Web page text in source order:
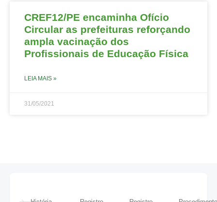
CREF12/PE encaminha Ofício
Circular as prefeituras reforçando
ampla vacinação dos
Profissionais de Educação Física
LEIA MAIS »
31/05/2021